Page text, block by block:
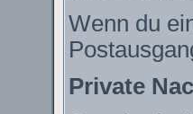
Wenn du
Private